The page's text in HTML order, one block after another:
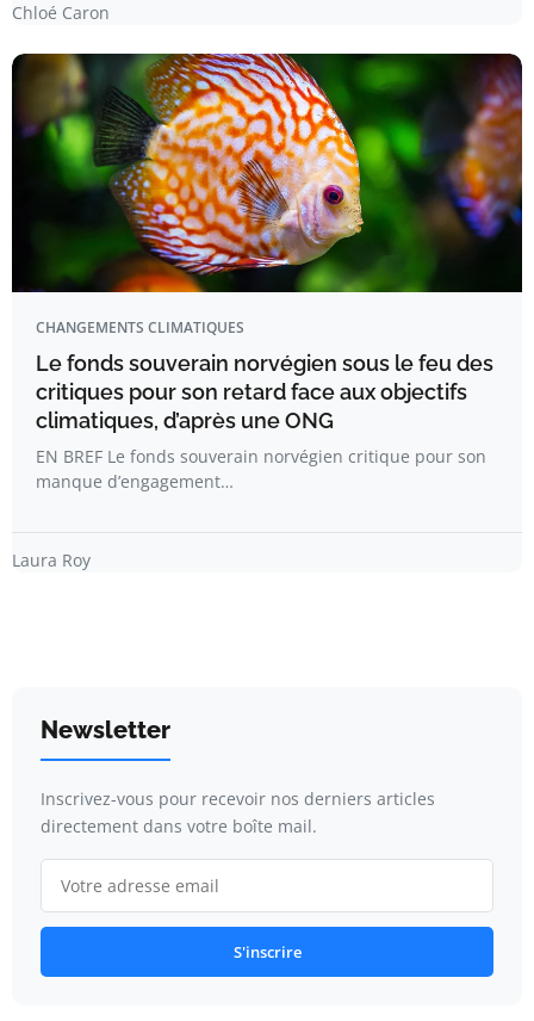
Chloé Caron
CHANGEMENTS CLIMATIQUES
Le fonds souverain norvégien sous le feu des
critiques pour son retard face aux objectifs
climatiques, d’après une ONG
EN BREF Le fonds souverain norvégien critique pour son
manque d’engagement…
Laura Roy
Newsletter
Inscrivez-vous pour recevoir nos derniers articles
directement dans votre boîte mail.
S'inscrire